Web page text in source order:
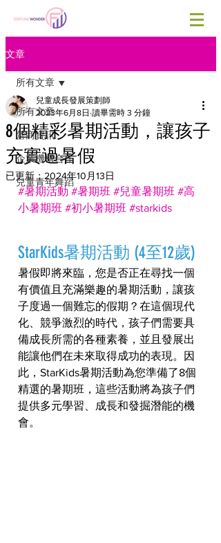
文章
所有文章
營商資訊
企業機構合作
兒童青年舞蹈
所有文章
8個精彩暑期活動，讓孩子
充實過暑假
兒童成長發展策劃師
2023年6月8日 讀畢需時 3 分鐘
已更新：2024年10月13日
#暑期活動 #暑期班 #兒童暑期班 #高
小暑期班 #初小暑期班 #starkids
StarKids暑期活動 (4至12歲)
暑假即將來臨，您是否正在尋找一個
有價值且充滿樂趣的暑期活動，讓孩
子度過一個難忘的假期？在這個現代
化、競爭激烈的時代，孩子們需要具
備成長所需的各種素養，並且發展出
能讓他們在未來取得成功的表現。因
此，StarKids暑期活動為您準備了8個
精選的暑期班，這些活動將為孩子們
提供多元學習、成長和發掘潛能的機
會。